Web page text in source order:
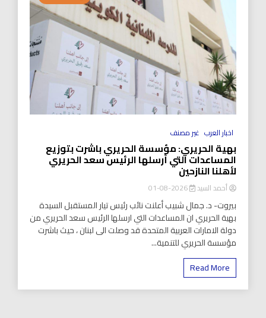
اخبار العرب غير مصنف
بهية الحريري: مؤسسة الحريري باشرت بتوزيع
المساعدات التي أرسلها الرئيس سعد الحريري
لأهلنا النازحين
أحمد السيد 2026-08-01
بيروت- د. جمال شبيب أعلنت نائب رئيس تيار المستقبل السيدة
بهية الحريري ان المساعدات التي ارسلها الرئيس سعد الحريري من
دولة الامارات العربية المتحدة قد وصلت الى لبنان ، حيث باشرت
مؤسسة الحريري للتنمية...
Read More